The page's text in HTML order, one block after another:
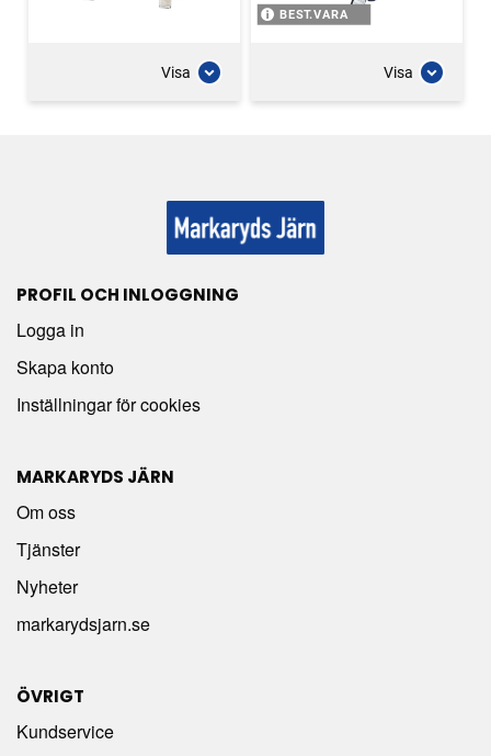
Visa
BEST.VARA
Visa
PROFIL OCH INLOGGNING
Logga in
Skapa konto
Inställningar för cookies
MARKARYDS JÄRN
Om oss
Tjänster
Nyheter
markarydsjarn.se
ÖVRIGT
Kundservice